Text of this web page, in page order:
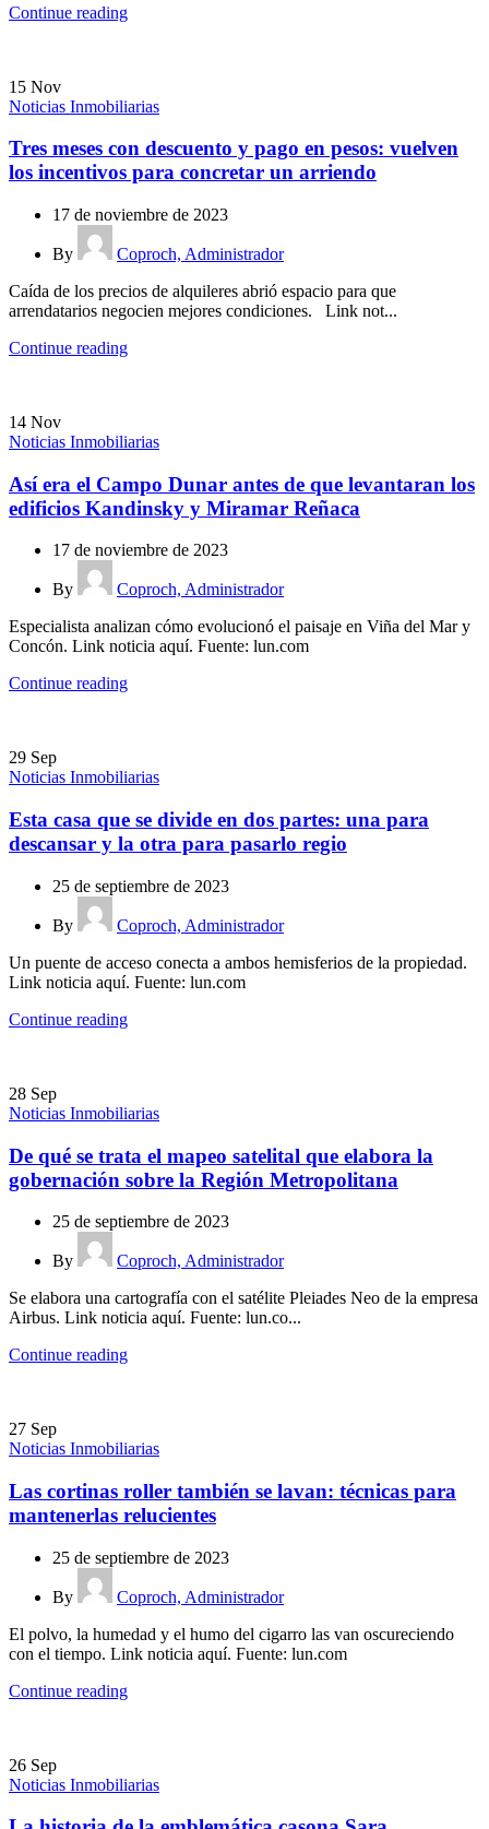
Continue reading
15 Nov
Noticias Inmobiliarias
Tres meses con descuento y pago en pesos: vuelven
los incentivos para concretar un arriendo
17 de noviembre de 2023
By
Coproch, Administrador
Caída de los precios de alquileres abrió espacio para que
arrendatarios negocien mejores condiciones. Link not...
Continue reading
14 Nov
Noticias Inmobiliarias
Así era el Campo Dunar antes de que levantaran los
edificios Kandinsky y Miramar Reñaca
17 de noviembre de 2023
By
Coproch, Administrador
Especialista analizan cómo evolucionó el paisaje en Viña del Mar y
Concón. Link noticia aquí. Fuente: lun.com
Continue reading
29 Sep
Noticias Inmobiliarias
Esta casa que se divide en dos partes: una para
descansar y la otra para pasarlo regio
25 de septiembre de 2023
By
Coproch, Administrador
Un puente de acceso conecta a ambos hemisferios de la propiedad.
Link noticia aquí. Fuente: lun.com
Continue reading
28 Sep
Noticias Inmobiliarias
De qué se trata el mapeo satelital que elabora la
gobernación sobre la Región Metropolitana
25 de septiembre de 2023
By
Coproch, Administrador
Se elabora una cartografía con el satélite Pleiades Neo de la empresa
Airbus. Link noticia aquí. Fuente: lun.co...
Continue reading
27 Sep
Noticias Inmobiliarias
Las cortinas roller también se lavan: técnicas para
mantenerlas relucientes
25 de septiembre de 2023
By
Coproch, Administrador
El polvo, la humedad y el humo del cigarro las van oscureciendo
con el tiempo. Link noticia aquí. Fuente: lun.com
Continue reading
26 Sep
Noticias Inmobiliarias